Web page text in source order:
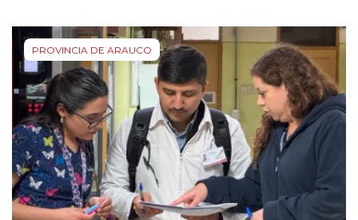
PROVINCIA DE ARAUCO